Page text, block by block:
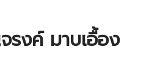
รงค์ มาบเอื้อง